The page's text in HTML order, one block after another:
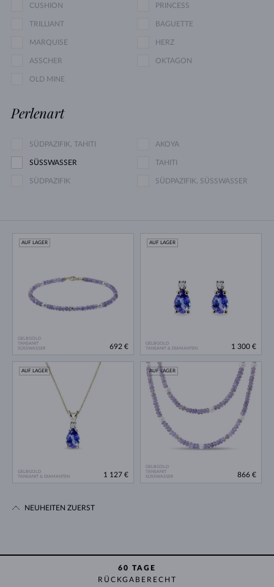
CUSHION PRINCESS
TRILLIANT BAGUETTE
MARQUISE HERZ
ASSCHER OKTAGON
OLD MINE
Perlenart
SÜDPAZIFIK, TAHITI AKOYA
SÜSSWASSER TAHITI
SÜDPAZIFIK SÜDPAZIFIK, SÜSSWASSER
GELBGOLD
TANSANIT
SÜSSWASSER
AUF LAGER
692 €
GELBGOLD
TANSANIT & DIAMANTEN
AUF LAGER
1 300 €
GELBGOLD
TANSANIT & DIAMANTEN
AUF LAGER
1 127 €
GELBGOLD
TANSANIT
SÜSSWASSER
AUF LAGER
866 €
NEUHEITEN ZUERST
60 TAGE
RÜCKGABERECHT